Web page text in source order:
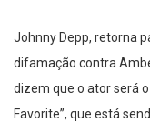
Johnny Depp, retorna
difamação contra
dizem que o ator será
Favorite”, que está